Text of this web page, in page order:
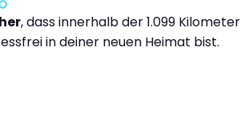
, dass innerhalb der 1.099 Kilometer
in deiner neuen Heimat bist.